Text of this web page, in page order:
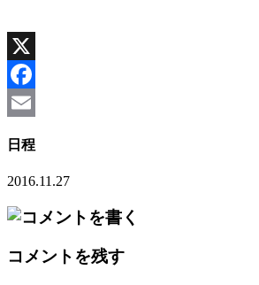
X
Facebook
日程
2016.11.27
コメントを残す